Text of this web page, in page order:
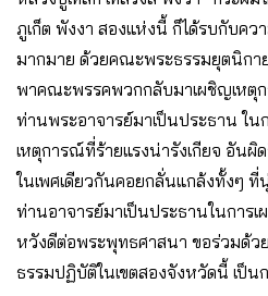
ภูเก็ต พังงา สองแห่งนี้ ก็ได้รบกับคว
มากมาย ด้วยคณะพระธรรมยุตนิกา
พาคณะพรรคพวกกลับมาเผชิญเหตุ
ท่านพระอาจารย์มาเป็นประธาน ใน
เหตุการณ์ที่ร้ายแรงน่ารังเกียจ อัน
ในเพศเดียวกันคอยกลั่นแกล้งทั้งๆ ที่
ท่านอาจารย์มาเป็นประธานในการ
หวังดีต่อพระพุทธศาสนา ขอร่วมด้ว
ธรรมปฏิบัติในเขตสองจังหวัดนี้ เป็น